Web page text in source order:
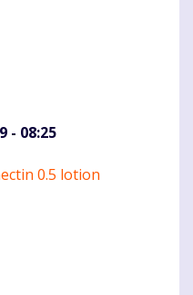
- 08:25
0.5 lotion